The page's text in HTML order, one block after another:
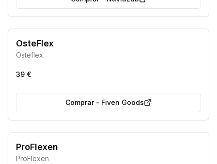
OsteFlex
Osteflex
39 €
Comprar- Fiven Goods
ProFlexen
ProFlexen